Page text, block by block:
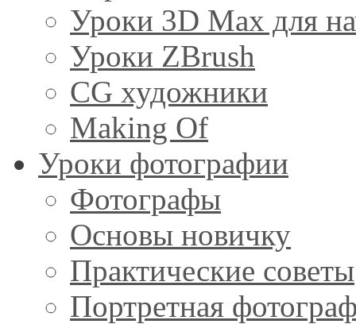
Уроки 3D Max для
Уроки ZBrush
CG художники
Making Of
Уроки фотографии
Фотографы
Основы новичку
Практические советы
Портретная